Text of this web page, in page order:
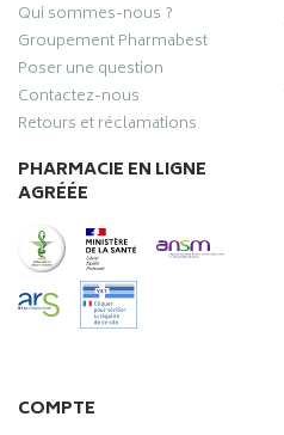
Qui sommes-nous ?
Groupement Pharmabest
Poser une question
Contactez-nous
Retours et réclamations
PHARMACIE EN LIGNE
AGRÉÉE
COMPTE